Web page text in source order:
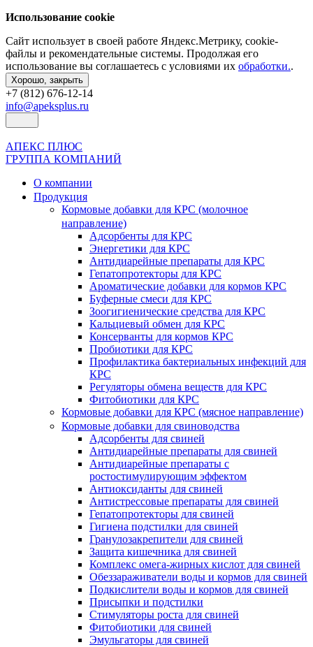
Использование cookie
Сайт использует в своей работе Яндекс.Метрику, cookie-
файлы и рекомендательные системы. Продолжая его
использование вы соглашаетесь с условиями их обработки..
Хорошо, закрыть
+7 (812) 676-12-14
info@apeksplus.ru
АПЕКС ПЛЮС
ГРУППА КОМПАНИЙ
О компании
Продукция
Кормовые добавки для КРС (молочное
направление)
Адсорбенты для КРС
Энергетики для КРС
Антидиарейные препараты для КРС
Гепатопротекторы для КРС
Ароматические добавки для кормов КРС
Буферные смеси для КРС
Зоогигиенические средства для КРС
Кальциевый обмен для КРС
Консерванты для кормов КРС
Пробиотики для КРС
Профилактика бактериальных инфекций для
КРС
Регуляторы обмена веществ для КРС
Фитобиотики для КРС
Кормовые добавки для КРС (мясное направление)
Кормовые добавки для свиноводства
Адсорбенты для свиней
Антидиарейные препараты для свиней
Антидиарейные препараты с
ростостимулирующим эффектом
Антиоксиданты для свиней
Антистрессовые препараты для свиней
Гепатопротекторы для свиней
Гигиена подстилки для свиней
Гранулозакрепители для свиней
Защита кишечника для свиней
Комплекс омега-жирных кислот для свиней
Обеззараживатели воды и кормов для свиней
Подкислители воды и кормов для свиней
Присыпки и подстилки
Стимуляторы роста для свиней
Фитобиотики для свиней
Эмульгаторы для свиней